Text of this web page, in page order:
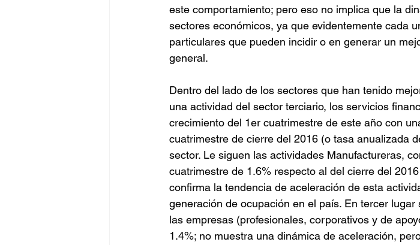
Oportunidades Amenazas Reforma de
este comportamiento; pero eso no implica que la
sectores económicos, ya que evidentemente cada
particulares que pueden incidir o en generar un
general.
Dentro del lado de los sectores que han tenido
una actividad del sector terciario, los servicios
crecimiento del 1er cuatrimestre de este año con
cuatrimestre de cierre del 2016 (o tasa anualizada
sector. Le siguen las actividades Manufactureras,
cuatrimestre de 1.6% respecto al del cierre del
confirma la tendencia de aceleración de esta
generación de ocupación en el país. En tercer
las empresas (profesionales, corporativos y de
1.4%; no muestra una dinámica de aceleración,